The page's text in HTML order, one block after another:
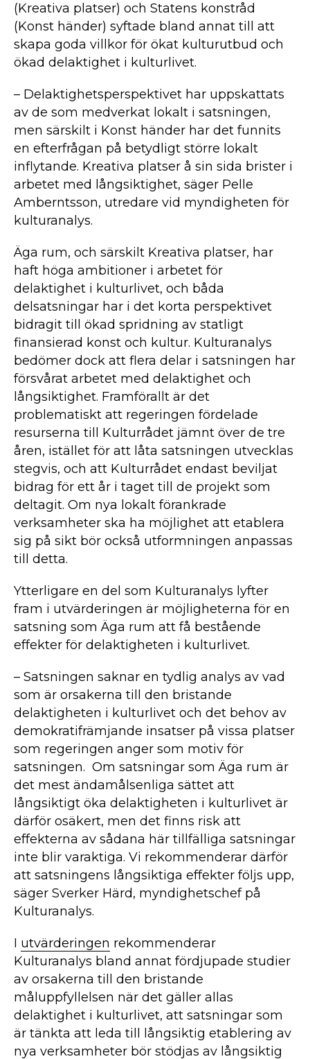
(Kreativa platser) och Statens konstråd
(Konst händer) syftade bland annat till att
skapa goda villkor för ökat kulturutbud och
ökad delaktighet i kulturlivet.
– Delaktighetsperspektivet har uppskattats
av de som medverkat lokalt i satsningen,
men särskilt i Konst händer har det funnits
en efterfrågan på betydligt större lokalt
inflytande. Kreativa platser å sin sida brister i
arbetet med långsiktighet, säger Pelle
Amberntsson, utredare vid myndigheten för
kulturanalys.
Äga rum, och särskilt Kreativa platser, har
haft höga ambitioner i arbetet för
delaktighet i kulturlivet, och båda
delsatsningar har i det korta perspektivet
bidragit till ökad spridning av statligt
finansierad konst och kultur. Kulturanalys
bedömer dock att flera delar i satsningen har
försvårat arbetet med delaktighet och
långsiktighet. Framförallt är det
problematiskt att regeringen fördelade
resurserna till Kulturrådet jämnt över de tre
åren, istället för att låta satsningen utvecklas
stegvis, och att Kulturrådet endast beviljat
bidrag för ett år i taget till de projekt som
deltagit. Om nya lokalt förankrade
verksamheter ska ha möjlighet att etablera
sig på sikt bör också utformningen anpassas
till detta.
Ytterligare en del som Kulturanalys lyfter
fram i utvärderingen är möjligheterna för en
satsning som Äga rum att få bestående
effekter för delaktigheten i kulturlivet.
– Satsningen saknar en tydlig analys av vad
som är orsakerna till den bristande
delaktigheten i kulturlivet och det behov av
demokratifrämjande insatser på vissa platser
som regeringen anger som motiv för
satsningen. Om satsningar som Äga rum är
det mest ändamålsenliga sättet att
långsiktigt öka delaktigheten i kulturlivet är
därför osäkert, men det finns risk att
effekterna av sådana här tillfälliga satsningar
inte blir varaktiga. Vi rekommenderar därför
att satsningens långsiktiga effekter följs upp,
säger Sverker Härd, myndighetschef på
Kulturanalys.
I utvärderingen rekommenderar
Kulturanalys bland annat fördjupade studier
av orsakerna till den bristande
måluppfyllelsen när det gäller allas
delaktighet i kulturlivet, att satsningar som
är tänkta att leda till långsiktig etablering av
nya verksamheter bör stödjas av långsiktig